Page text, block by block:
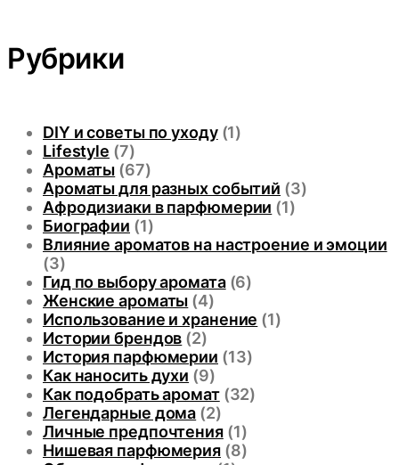
Рубрики
DIY и советы по уходу(1)
Lifestyle (7)
Ароматы (67)
Ароматы для разных событий (3)
Афродизиаки в парфюмерии (1)
Биографии (1)
Влияние ароматов на настроение и эмоции
(3)
Гид по выбору аромата(6)
Женские ароматы (4)
Использование и хранение (1)
Истории брендов (2)
История парфюмерии (13)
Как наносить духи (9)
Как подобрать аромат(32)
Легендарные дома (2)
Личные предпочтения(1)
Нишевая парфюмерия(8)